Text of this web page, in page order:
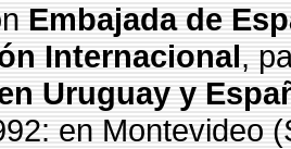
Embajada de
Internacional,
Uruguay y
en Montevideo